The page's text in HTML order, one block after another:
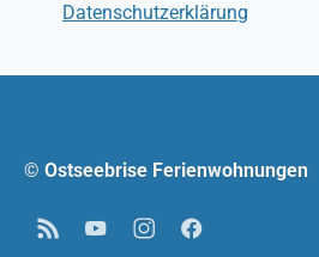
Datenschutzerklärung
© Ostseebrise Ferienwohnungen
RSS YouTubeInstagramFacebook